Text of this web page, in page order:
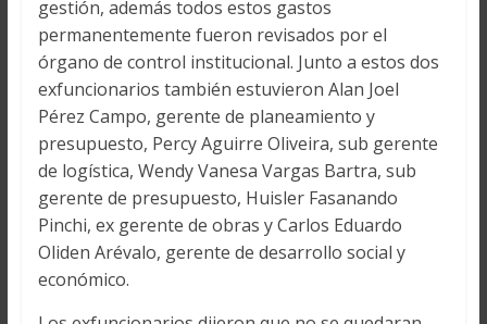
gestión, además todos estos gastos
permanentemente fueron revisados por el
órgano de control institucional. Junto a estos dos
exfuncionarios también estuvieron Alan Joel
Pérez Campo, gerente de planeamiento y
presupuesto, Percy Aguirre Oliveira, sub gerente
de logística, Wendy Vanesa Vargas Bartra, sub
gerente de presupuesto, Huisler Fasanando
Pinchi, ex gerente de obras y Carlos Eduardo
Oliden Arévalo, gerente de desarrollo social y
económico.